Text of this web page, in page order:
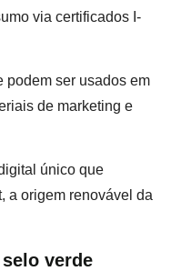
via certificados I-
podem ser usados em
de marketing e
único que
a origem renovável da
verde